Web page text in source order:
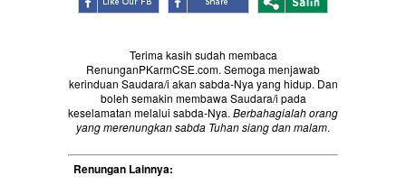
Terima kasih sudah membaca
RenunganPKarmCSE.com. Semoga menjawab
kerinduan Saudara/i akan sabda-Nya yang hidup. Dan
boleh semakin membawa Saudara/i pada
keselamatan melalui sabda-Nya. Berbahagialah orang
yang merenungkan sabda Tuhan siang dan malam.
Renungan Lainnya: